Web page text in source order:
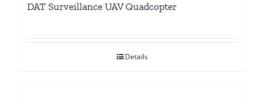
DAT Surveillance UAV Quadcopter
Details